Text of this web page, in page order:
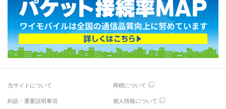
当サイトについて 商標について
約款・重要説明事項 個人情報について